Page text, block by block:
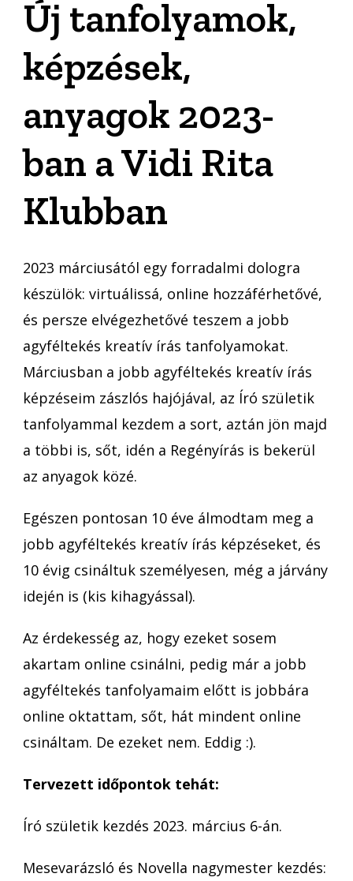
Új tanfolyamok,
képzések,
anyagok 2023-
ban a Vidi Rita
Klubban
2023 márciusától egy forradalmi dologra
készülök: virtuálissá, online hozzáférhetővé,
és persze elvégezhetővé teszem a jobb
agyféltekés kreatív írás tanfolyamokat.
Márciusban a jobb agyféltekés kreatív írás
képzéseim zászlós hajójával, az Író születik
tanfolyammal kezdem a sort, aztán jön majd
a többi is, sőt, idén a Regényírás is bekerül
az anyagok közé.
Egészen pontosan 10 éve álmodtam meg a
jobb agyféltekés kreatív írás képzéseket, és
10 évig csináltuk személyesen, még a járvány
idején is (kis kihagyással).
Az érdekesség az, hogy ezeket sosem
akartam online csinálni, pedig már a jobb
agyféltekés tanfolyamaim előtt is jobbára
online oktattam, sőt, hát mindent online
csináltam. De ezeket nem. Eddig :).
Tervezett időpontok tehát:
Író születik kezdés 2023. március 6-án.
Mesevarázsló és Novella nagymester kezdés: